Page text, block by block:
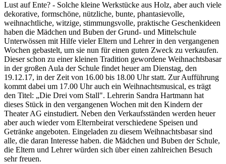
Lust auf Ente? - Solche kleine Werkstücke aus Holz, aber auch viele
dekorative, formschöne, nützliche, bunte, phantasievolle,
weihnachtliche, witzige, stimmungsvolle, praktische Geschenkideen
haben die Mädchen und Buben der Grund- und Mittelschule
Unterwössen mit Hilfe vieler Eltern und Lehrer in den vergangenen
Wochen gebastelt, um sie nun für einen guten Zweck zu verkaufen.
Dieser schon zu einer kleinen Tradition gewordene Weihnachtsbasar
in der großen Aula der Schule findet heuer am Dienstag, den
19.12.17, in der Zeit von 16.00 bis 18.00 Uhr statt. Zur Aufführung
kommt dabei um 17.00 Uhr auch ein Weihnachtsmusical, es trägt
den Titel: „Die Drei vom Stall". Lehrerin Sandra Hartmann hat
dieses Stück in den vergangenen Wochen mit den Kindern der
Theater AG einstudiert. Neben den Verkaufsständen werden heuer
aber auch wieder vom Elternbeirat verschiedene Speisen und
Getränke angeboten. Eingeladen zu diesem Weihnachtsbasar sind
alle, die daran Interesse haben. die Mädchen und Buben der Schule,
die Eltern und Lehrer würden sich über einen zahlreichen Besuch
sehr freuen.